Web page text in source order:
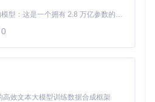
Kimi K3 是Kimi能力最强的模型：这是一个拥有 2.8 万亿参数的混合专家（MoE）模型，具备原生视觉理解能力，并支持 100 万 token 的上下文窗口。
0
效文本大模型训练数据合成框架